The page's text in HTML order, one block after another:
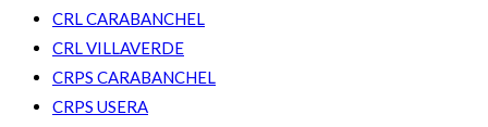
CRL CARABANCHEL
CRL VILLAVERDE
CRPS CARABANCHEL
CRPS USERA